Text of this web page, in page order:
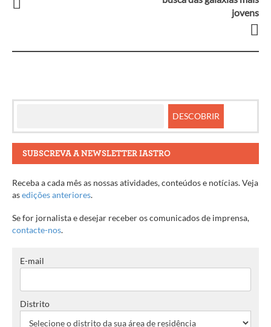
jovens
SUBSCREVA A NEWSLETTER IASTRO
Receba a cada mês as nossas atividades, conteúdos e notícias. Veja
asedições anteriores.
Se for jornalista e desejar receber os comunicados de imprensa,
contacte-nos.
E-mail
Distrito